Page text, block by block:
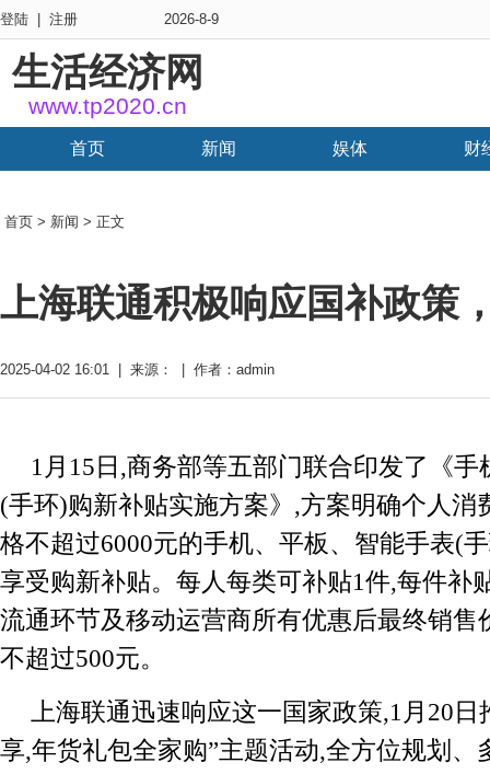
登陆 注册 2026-8-9
生活经济网
www.tp2020.cn
首页 新闻 娱体 财
首页 > 新闻 > 正文
上海联通积极响应国补政策
2025-04-02 16:01 | 来源： | 作者：admin
1月15日,商务部等五部门联合印发了《
(手环)购新补贴实施方案》,方案明确个人消
格不超过6000元的手机、平板、智能手表(
享受购新补贴。每人每类可补贴1件,每件补
流通环节及移动运营商所有优惠后最终销售
不超过500元。
上海联通迅速响应这一国家政策,1月20日
享,年货礼包全家购”主题活动,全方位规划、